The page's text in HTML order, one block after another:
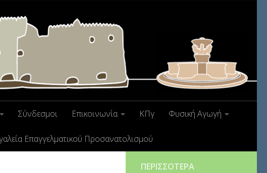
Σύνδεσμοι Επικοινωνία ΚΠγ Φυσική Αγωγή
Επαγγελματικού Προσανατολισμού
ΠΕΡΙΣΣΌΤΕΡΑ